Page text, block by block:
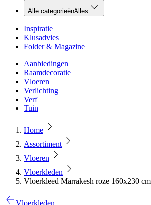
Alle categorieënAlles
Inspiratie
Klusadvies
Folder & Magazine
Aanbiedingen
Raamdecoratie
Vloeren
Verlichting
Verf
Tuin
Home
Assortiment
Vloeren
Vloerkleden
Vloerkleed Marrakesh roze 160x230 cm
Vloerkleden